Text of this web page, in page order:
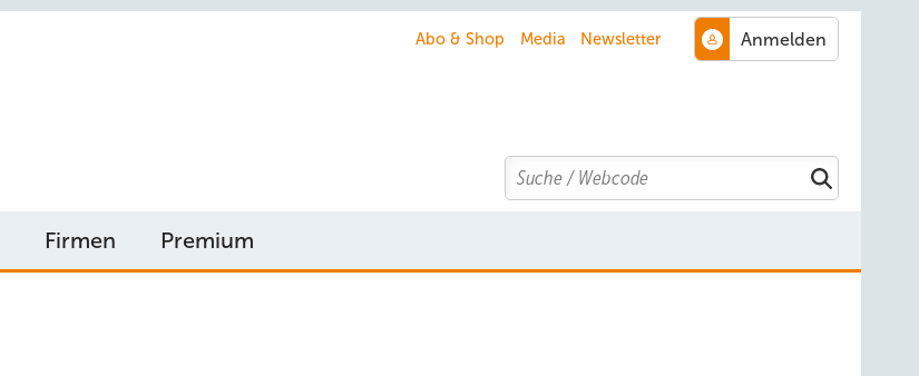
Abo & Shop Media Newsletter
Search
Firmen Premium